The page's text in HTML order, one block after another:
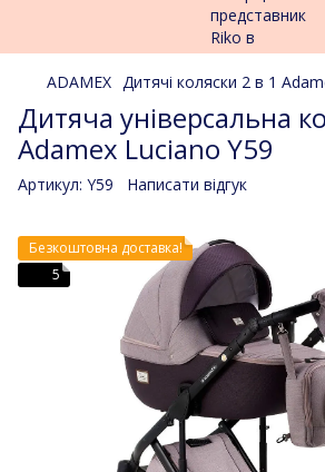
ADAMEX Дитячі коляски 2 в 1
Дитяча універсальна
Adamex Luciano Y59
Артикул: Y59 Написати відгук
Безкоштовна доставка!
5